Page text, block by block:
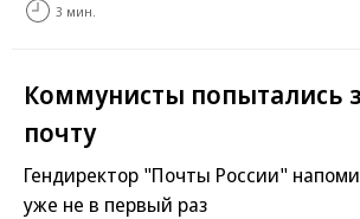
3 мин.
Коммунисты попытались
почту
Гендиректор "Почты России"
уже не в первый раз